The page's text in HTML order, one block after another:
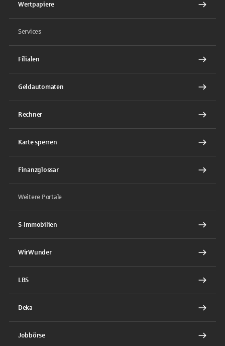
Wertpapiere
Services
Filialen
Geldautomaten
Rechner
Karte sperren
Finanzglossar
Weitere Portale
S-Immobilien
WirWunder
LBS
Deka
Jobbörse